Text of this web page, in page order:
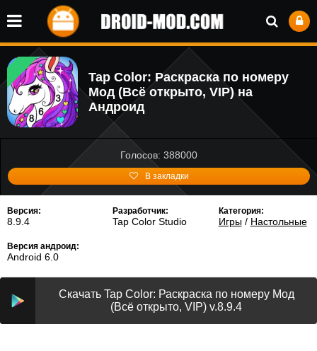
Tap Color: Раскраска по номеру
Мод (Всё открыто, VIP) на
Андроид
Голосов: 388000
В закладки
Версия:
8.9.4
Разработчик:
Tap Color Studio
Категория:
Игры/ Настольные
Версия андроид:
Android 6.0
Скачать Tap Color: Раскраска по номеру Мод
(Всё открыто, VIP) v.8.9.4